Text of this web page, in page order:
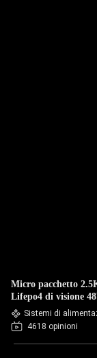
Micro pacchetto
Lifepo4 di visione
Sistemi di
4618 opinioni